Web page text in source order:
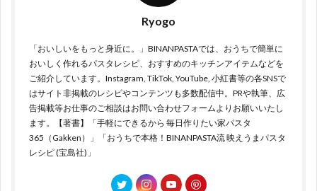
Ryogo
「おいしいをもっと身近に。」BINANPASTAでは、おうちで簡単に
おいしく作れるパスタレシピ、おすすめのキッチンアイテムなどを
ご紹介しています。Instagram, TikTok, YouTube, 小紅書等の各SNSで
はサイト非掲載のレシピやコンテンツも多数配信中。PRや執筆、広
告掲載等お仕事のご相談はお問い合わせフォームよりお願いいたし
ます。【著書】「手軽にできるから 毎日作りたい家パスタ
365（Gakken）」「おうちで本格！BINANPASTA流 映えうまパスタ
レシピ (宝島社)」